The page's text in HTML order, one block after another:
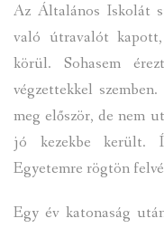
LETÖLTHETŐ
ÉV
Az Általános Iskolát
való útravalót
körül. Sohasem
végzettekkel
meg először, de nem
jó kezekbe került.
Egyetemre rögtön
Egy év katonaság